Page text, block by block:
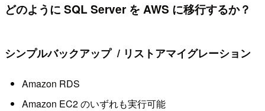
どのように SQL Server を AWS に移行するか？
シンプルバックアップ / リストアマイグレーション
Amazon RDS
Amazon EC2 のいずれも実行可能